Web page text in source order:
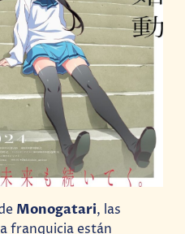
Monogatari, las
franquicia están